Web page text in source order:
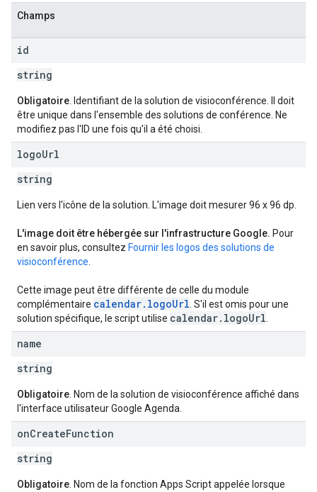
Champs
id
string
Obligatoire . Identifiant de la solution de visioconférence. Il doit
être unique dans l'ensemble des solutions de conférence. Ne
modifiez pas l'ID une fois qu'il a été choisi.
logoUrl
string
Lien vers l'icône de la solution. L'image doit mesurer 96 x 96 dp.
L'image doit être hébergée sur l'infrastructure Google. Pour
en savoir plus, consultez Fournir les logos des solutions de
visioconférence
Cette image peut être différente de celle du module
complémentaire calendar.logoUrl . S'il est omis pour une
solution spécifique, le script utilise calendar. logoUrl
name
string
Obligatoire . Nom de la solution de visioconférence affiché dans
l'interface utilisateur Google Agenda.
onCreateFunction
string
Obligatoire . Nom de la fonction Apps Script appelée lorsque